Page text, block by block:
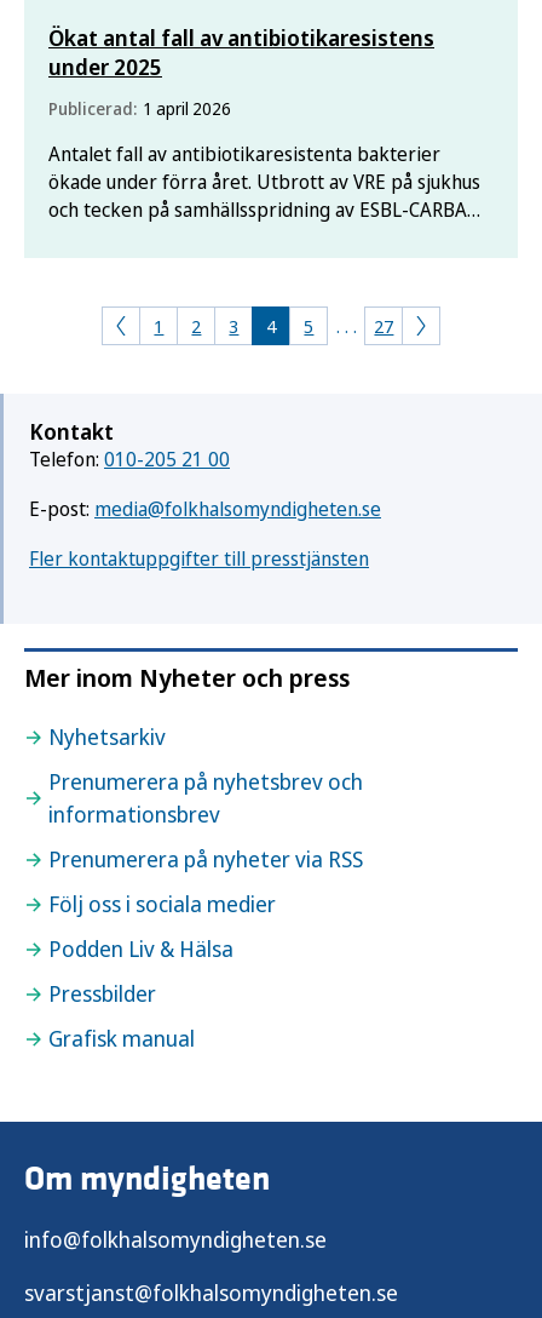
Ökat antal fall av antibiotikaresistens
under 2025
Publicerad: 1 april 2026
Antalet fall av antibiotikaresistenta bakterier
ökade under förra året. Utbrott av VRE på sjukhus
och tecken på samhällsspridning av ESBL-CARBA
årssammanfattning för smittsamma sjukdomar.
1 2 3 4 5 . . . 27
Kontakt
Telefon: 010-205 21 00
E-post: media@folkhalsomyndigheten.se
Fler kontaktuppgifter till presstjänsten
Mer inom Nyheter och press
Nyhetsarkiv
Prenumerera på nyhetsbrev och
informationsbrev
Prenumerera på nyheter via RSS
Följ oss i sociala medier
Podden Liv & Hälsa
Pressbilder
Grafisk manual
Om myndigheten
info@folkhalsomyndigheten.se
svarstjanst@folkhalsomyndigheten.se